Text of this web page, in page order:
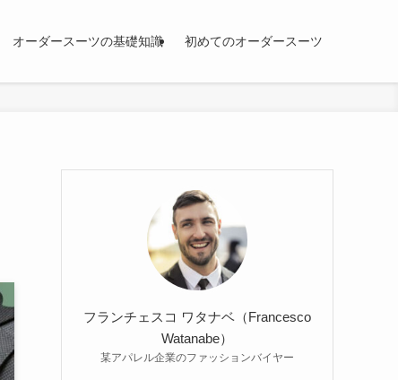
オーダースーツの基礎知識 初めてのオーダースーツ
フランチェスコ ワタナベ（Francesco
Watanabe）
某アパレル企業のファッションバイヤー